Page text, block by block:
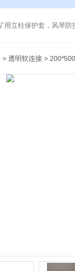
用立柱保护套，风琴
> 透明软连接 >